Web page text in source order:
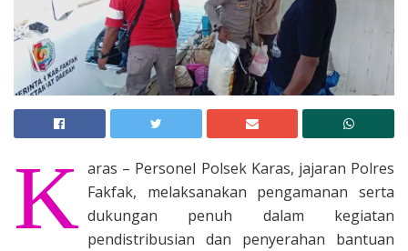
K aras – Personel Polsek Karas, jajaran Polres
Fakfak, melaksanakan pengamanan serta
dukungan penuh dalam kegiatan
pendistribusian dan penyerahan bantuan